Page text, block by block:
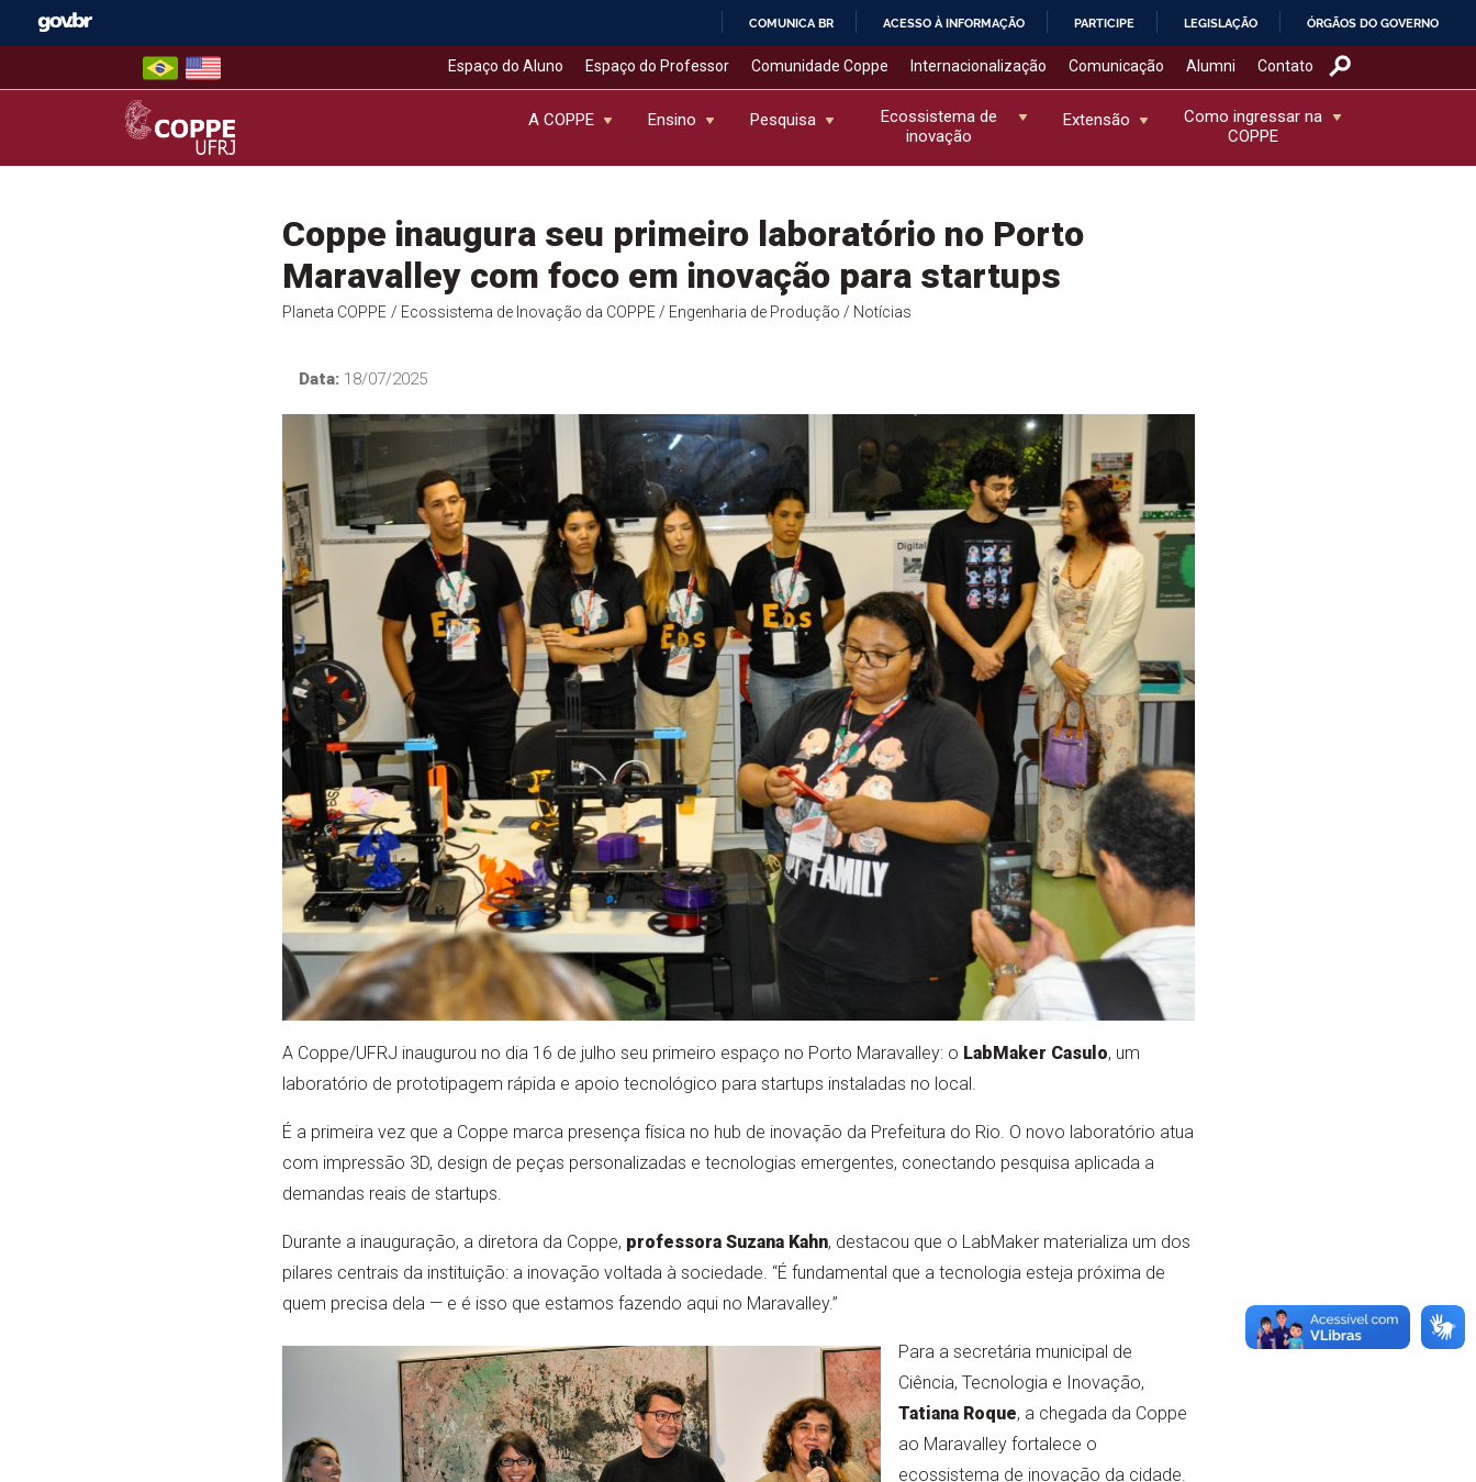
COMUNICA BR ACESSO À INFORMAÇÃO PARTICIPE LEGISLAÇÃO ÓRGÃOS DO GOVERNO
Espaço do Aluno Espaço do Professor Comunidade Coppe Internacionalização Comunicação Alumni Contato
COPPE – UFRJ
A COPPE Ensino Pesquisa
Ecossistema de
inovação
Extensão
Como ingressar na
COPPE
Coppe inaugura seu primeiro laboratório no Porto
Maravalley com foco em inovação para startups
Planeta COPPE / Ecossistema de Inovação da COPPE/ Engenharia de Produção / Notícias
Data:18/07/2025
A Coppe/UFRJ inaugurou no dia 16 de julho seu primeiro espaço no Porto Maravalley: o LabMaker Casulo, um
laboratório de prototipagem rápida e apoio tecnológico para startups instaladas no local.
É a primeira vez que a Coppe marca presença física no hub de inovação da Prefeitura do Rio. O novo laboratório atua
com impressão 3D, design de peças personalizadas e tecnologias emergentes, conectando pesquisa aplicada a
demandas reais de startups.
Durante a inauguração, a diretora da Coppe, professora Suzana Kahn, destacou que o LabMaker materializa um dos
pilares centrais da instituição: a inovação voltada à sociedade. “É fundamental que a tecnologia esteja próxima de
quem precisa dela — e é isso que estamos fazendo aqui no Maravalley.”
Para a secretária municipal de
Ciência, Tecnologia e Inovação,
Tatiana Roque, a chegada da Coppe
ao Maravalley fortalece o
ecossistema de inovação da cidade.